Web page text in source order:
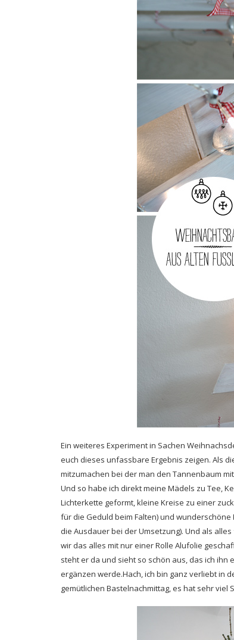
Ein weiteres Experiment in Sachen
euch dieses unfassbare Ergebnis zeigen. Als
mitzumachen bei der man den Tannenbaum
Und so habe ich direkt meine Mädels zu Tee,
Lichterkette geformt, kleine Kreise zu einer
für die Geduld beim Falten) und
die Ausdauer bei der Umsetzung). Und als
wir das alles mit nur einer Rolle Alufolie
steht er da und sieht so schön aus, das ich
ergänzen werde.Hach, ich bin ganz verliebt in
gemütlichen Bastelnachmittag, es hat sehr viel